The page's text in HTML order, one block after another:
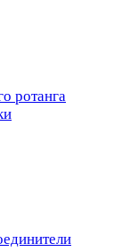
ротанга